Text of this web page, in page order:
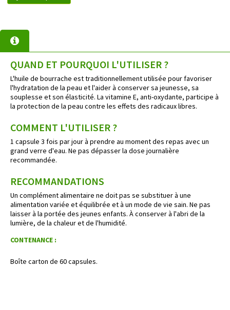
QUAND ET POURQUOI L'UTILISER ?
L'huile de bourrache est traditionnellement utilisée pour favoriser
l'hydratation de la peau et l'aider à conserver sa jeunesse, sa
souplesse et son élasticité. La vitamine E, anti-oxydante, participe à
la protection de la peau contre les effets des radicaux libres.
COMMENT L'UTILISER ?
1 capsule 3 fois par jour à prendre au moment des repas avec un
grand verre d'eau. Ne pas dépasser la dose journalière
recommandée.
RECOMMANDATIONS
Un complément alimentaire ne doit pas se substituer à une
alimentation variée et équilibrée et à un mode de vie sain. Ne pas
laisser à la portée des jeunes enfants. À conserver à l'abri de la
lumière, de la chaleur et de l'humidité.
CONTENANCE :
Boîte carton de 60 capsules.